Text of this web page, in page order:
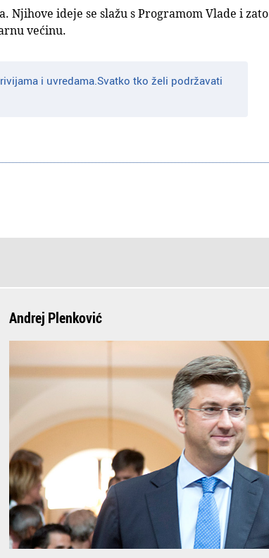
ideje se slažu s Programom Vlade i zato
većinu.
i uvredama.Svatko tko želi podržavati
Andrej Plenković